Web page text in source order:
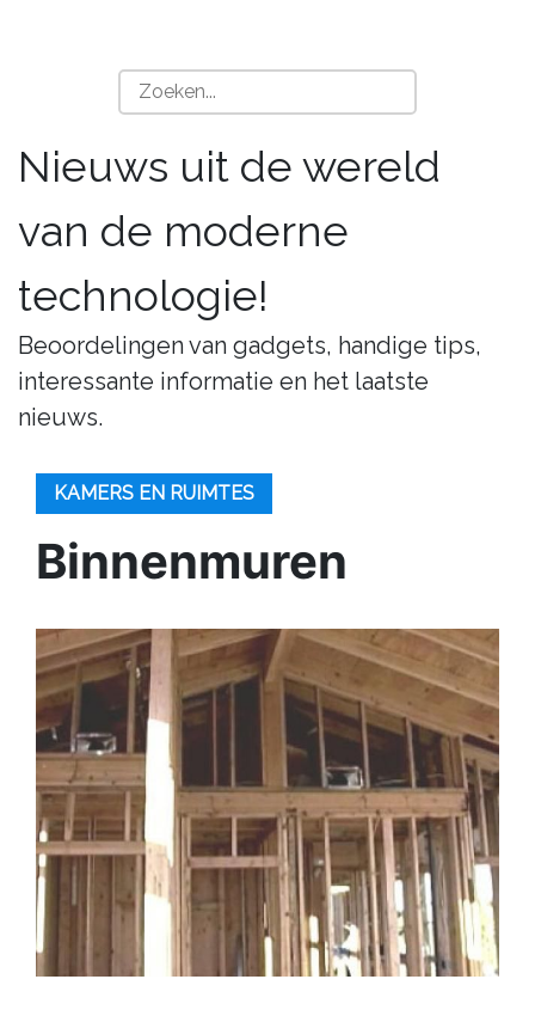
Nieuws uit de wereld
van de moderne
technologie!
Beoordelingen van gadgets, handige tips,
interessante informatie en het laatste
nieuws.
KAMERS EN RUIMTES
Binnenmuren